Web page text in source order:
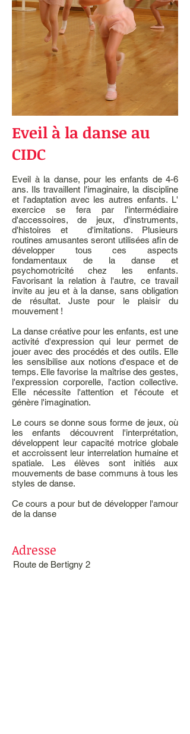
Eveil à la danse au
CIDC
Eveil à la danse, pour les enfants de 4-6
ans. Ils travaillent l'imaginaire, la discipline
et l'adaptation avec les autres enfants. L'
exercice se fera par l'intermédiaire
d'accessoires, de jeux, d'instruments,
d'histoires et d'imitations. Plusieurs
routines amusantes seront utilisées afin de
développer tous ces aspects
fondamentaux de la danse et
psychomotricité chez les enfants.
Favorisant la relation à l'autre, ce travail
invite au jeu et à la danse, sans obligation
de résultat. Juste pour le plaisir du
mouvement !
La danse créative pour les enfants, est une
activité d'expression qui leur permet de
jouer avec des procédés et des outils. Elle
les sensibilise aux notions d'espace et de
temps. Elle favorise la maîtrise des gestes,
l'expression corporelle, l'action collective.
Elle nécessite l'attention et l'écoute et
génère l'imagination.
Le cours se donne sous forme de jeux, où
les enfants découvrent l'interprétation,
développent leur capacité motrice globale
et accroissent leur interrelation humaine et
spatiale. Les élèves sont initiés aux
mouvements de base communs à tous les
styles de danse.
Ce cours a pour but de développer l'amour
de la danse
Adresse
Route de Bertigny 2